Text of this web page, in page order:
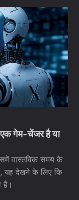
गेम-चेंजर है या
वास्तविक समय के
यह देखने के लिए कि
है।